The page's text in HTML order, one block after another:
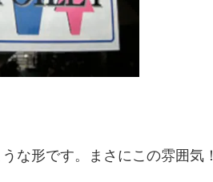
な形です。まさにこの雰囲気！